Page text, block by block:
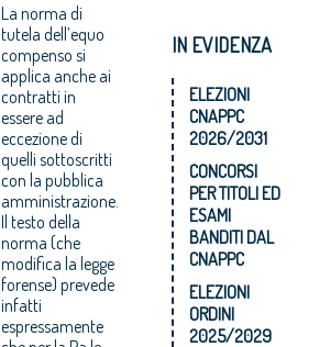
La norma di
tutela dell’equo
compenso si
applica anche ai
contratti in
essere ad
eccezione di
quelli sottoscritti
con la pubblica
amministrazione.
Il testo della
norma (che
modifica la legge
forense) prevede
infatti
espressamente
IN EVIDENZA
ELEZIONI
CNAPPC
2026/2031
CONCORSI
PER TITOLI ED
ESAMI
BANDITI DAL
CNAPPC
ELEZIONI
ORDINI
2025/2029